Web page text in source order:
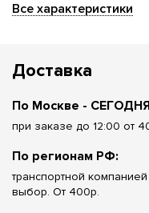
Все характеристики
Доставка
По Москве -
при заказе до 12:00 от
По регионам РФ:
транспортной
выбор. От 400р.